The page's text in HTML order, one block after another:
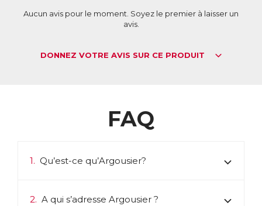
Aucun avis pour le moment. Soyez le premier à laisser un
avis.
DONNEZ VOTRE AVIS SUR CE PRODUIT
FAQ
1. Qu’est-ce qu’Argousier?
2. A qui s’adresse Argousier ?